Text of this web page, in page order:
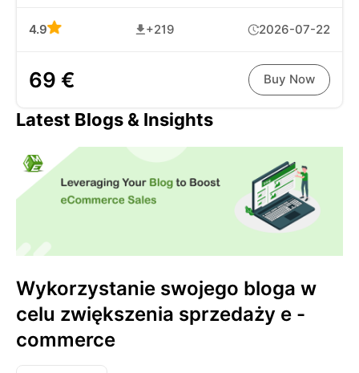
4.9 +219 2026-07-22
69 € Buy Now
Latest Blogs & Insights
Wykorzystanie swojego bloga w
celu zwiększenia sprzedaży e -
commerce